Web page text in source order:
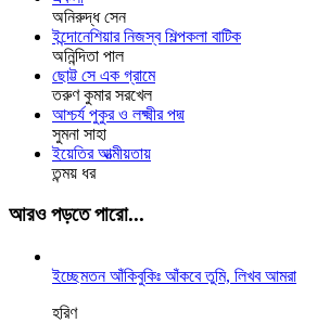
অনিরুদ্ধ সেন
ইন্দোনেশিয়ার নিজস্ব শিল্পকলা বাটিক
অনিন্দিতা পাল
ছোট্ট সে এক গ্রামে
তরুণ কুমার সরখেল
আশ্চর্য পুকুর ও লক্ষ্মীর পদ্ম
সুমনা সাহা
ইয়েতির আত্মীয়তায়
তন্ময় ধর
আরও পড়তে পারো...
ইচ্ছেমতন আঁকিবুকিঃ আঁকবে তুমি, লিখব আমরা
হরিণ